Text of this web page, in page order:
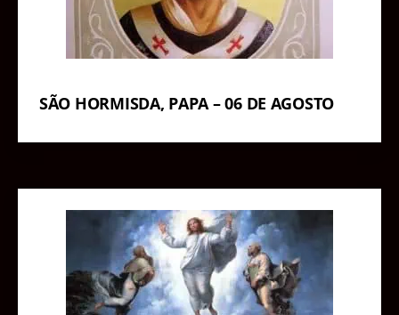
SÃO HORMISDA, PAPA – 06 DE AGOSTO